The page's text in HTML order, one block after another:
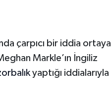
çarpıcı bir iddia ortaya
Markle’ın İngiliz
yaptığı iddialarıyla